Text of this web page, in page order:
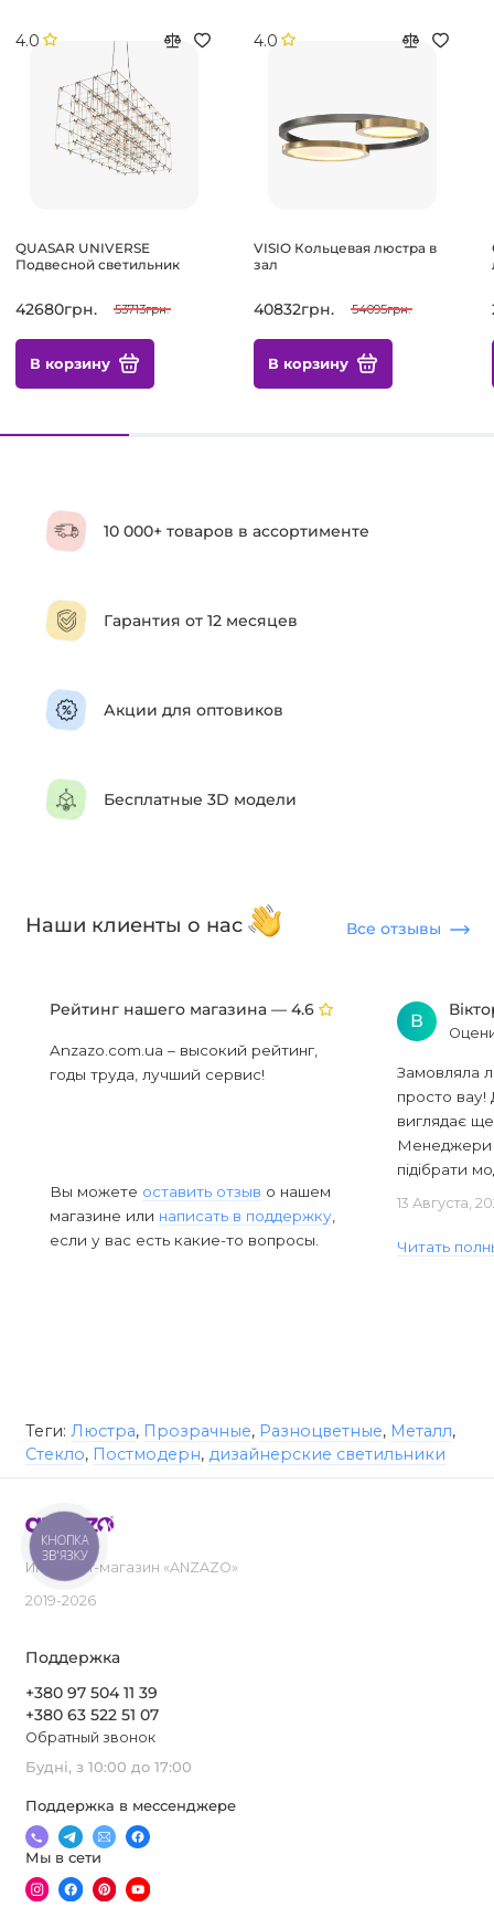
4.0
QUASAR UNIVERSE
Подвесной светильник
42680грн. 53713грн.
В корзину
4.0
VISIO Кольцевая люстра в
зал
40832грн. 54095грн.
В корзину
10 000+ товаров в ассортименте
Гарантия от 12 месяцев
Акции для оптовиков
Бесплатные 3D модели
Наши клиенты о нас Все отзывы
Рейтинг нашего магазина — 4.6
Anzazo.com.ua – высокий рейтинг,
годы труда, лучший сервис!
Вы можете оставить отзыв о нашем
магазине или написать в поддержку
если у вас есть какие-то вопросы.
В
Замовляла
просто вау!
виглядає
Менеджери
підібрати
13 Августа,
Читать
Теги: Люстра, Прозрачные, Разноцветные, Металл,
Стекло, Постмодерн, дизайнерские светильники
Интернет-магазин «ANZAZO»
2019-2026
Поддержка
+380 97 504 11 39
+380 63 522 51 07
Обратный звонок
Будні, з 10:00 до 17:00
Поддержка в мессенджере
Мы в сети
КНОПКА
ЗВ'ЯЗКУ